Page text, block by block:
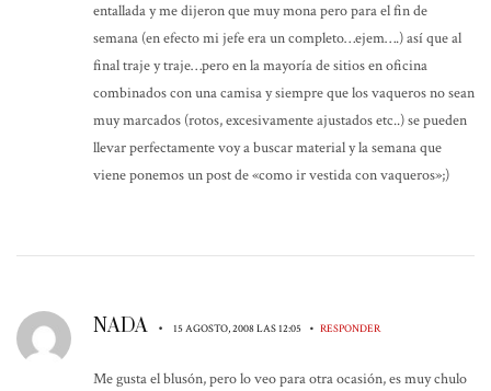
entallada y me dijeron que muy mona pero para el fin de
semana (en efecto mi jefe era un completo…ejem….) así que al
final traje y traje…pero en la mayoría de sitios en oficina
combinados con una camisa y siempre que los vaqueros no sean
muy marcados (rotos, excesivamente ajustados etc..) se pueden
llevar perfectamente voy a buscar material y la semana que
viene ponemos un post de «como ir vestida con vaqueros»;)
NADA • 15 AGOSTO, 2008 LAS 12:05 • RESPONDER
Me gusta el blusón, pero lo veo para otra ocasión, es muy chulo